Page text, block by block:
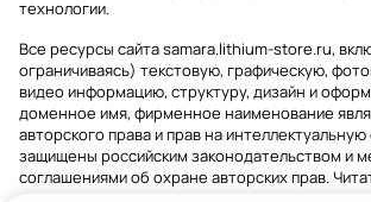
технологии.
Все ресурсы сайта samara.lithium-store.ru,
ограничиваясь) текстовую, графическую,
видео информацию, структуру, дизайн и
доменное имя, фирменное наименование
авторского права и прав на
защищены российским законодательством и
соглашениями об охране авторских прав.